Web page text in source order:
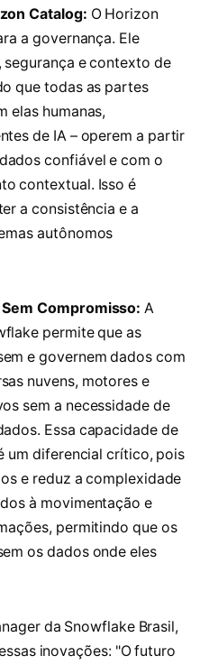
Catalog: O Horizon
a governança. Ele
segurança e contexto de
que todas as partes
elas humanas,
de IA – operem a partir
confiável e com o
contextual. Isso é
a consistência e a
autônomos
Compromisso: A
permite que as
e governem dados com
nuvens, motores e
sem a necessidade de
Essa capacidade de
um diferencial crítico, pois
e reduz a complexidade
à movimentação e
permitindo que os
os dados onde eles
da Snowflake Brasil,
inovações: "O futuro